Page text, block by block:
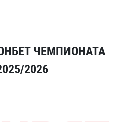
ЧЕМПИОНАТА
2026